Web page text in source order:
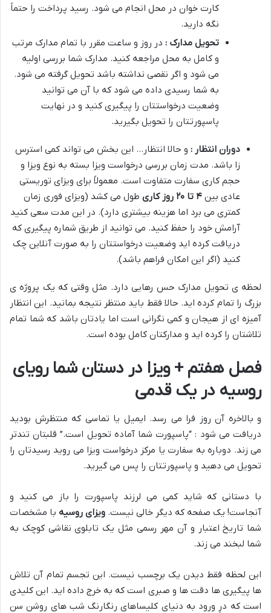
کارت خوان در محل انجام می شود. رسید پرداخت را حتماً
نگه دارید.
تحویل مدارک : در روز و ساعت مقرر با تمام مدارک مرتب
و کامل به محل مراجعه کنید. مدارک شما بررسی اولیه
می شود و اگر نقصی نداشته باشد تحویل گرفته می شود.
به شما رسیدی داده می شود که با آن می توانید
وضعیت درخواستتان را پیگیری کنید و در نهایت
پاسپورتتان را تحویل بگیرید.
دوران انتظار : و حالا انتظار… این بخش می تواند کمی استرس
زا باشد. مدت زمان بررسی درخواست ویزا بسته به نوع ویزا و
حجم کاری سفارت متفاوت است. معمولاً برای ویزای توریستی
عادی بین ۴ تا ۲۰ روز کاری طول می کشد (ویزای فوری زمان
کمتری می برد اما هزینه بیشتری دارد). در این مدت سعی کنید
آرامش خود را حفظ کنید. می توانید از طریق شماره پیگیری که
دریافت کرده اید وضعیت درخواستتان را به صورت آنلاین چک
کنید (اگر این امکان فراهم باشد).
لحظه ی تحویل مدارک حس رهایی دارد. مثل وقتی که یک پروژه ی
بزرگ را تمام کرده اید. حالا فقط باید منتظر نتیجه بمانید. این انتظار
آمیزه ای از هیجان و کمی نگرانی است اما یادتان باشد که شما تمام
تلاشتان را کرده اید و مدارکتان کامل بوده است.
فصل هفتم + ویزا در دستان شما رویای
روسیه در یک قدمی
و بالاخره آن روز فرا می رسد. ایمیل یا تماسی که منتظرش بودید
دریافت می شود : “پاسپورت شما آماده تحویل است.” قلبتان تندتر
می زند. دوباره به سفارت یا مرکز درخواست ویزا می روید رسیدتان را
تحویل می دهید و پاسپورتتان را پس می گیرید.
با دستانی که شاید کمی می لرزند پاسپورت را باز می کنید و
آنجاست! یک صفحه که دیگر خالی نیست. ویزای روسیه با مشخصات
شما تاریخ اعتبار و آن مهر رسمی مثل یک تابلوی نقاشی کوچک به
شما لبخند می زند.
این لحظه فقط دیدن یک برچسب نیست. این تجسم تمام آن تلاش
ها پیگیری ها دقت ها و صبری است که به خرج داده اید. این کلیدی
است که درِ ورود به دنیای کلیساهای رنگارنگ شب های روشن سن